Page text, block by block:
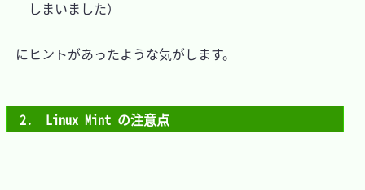
にヒントがあったような気がします。
2.　Linux Mint の注意点